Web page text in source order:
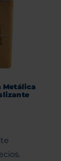
Metálica